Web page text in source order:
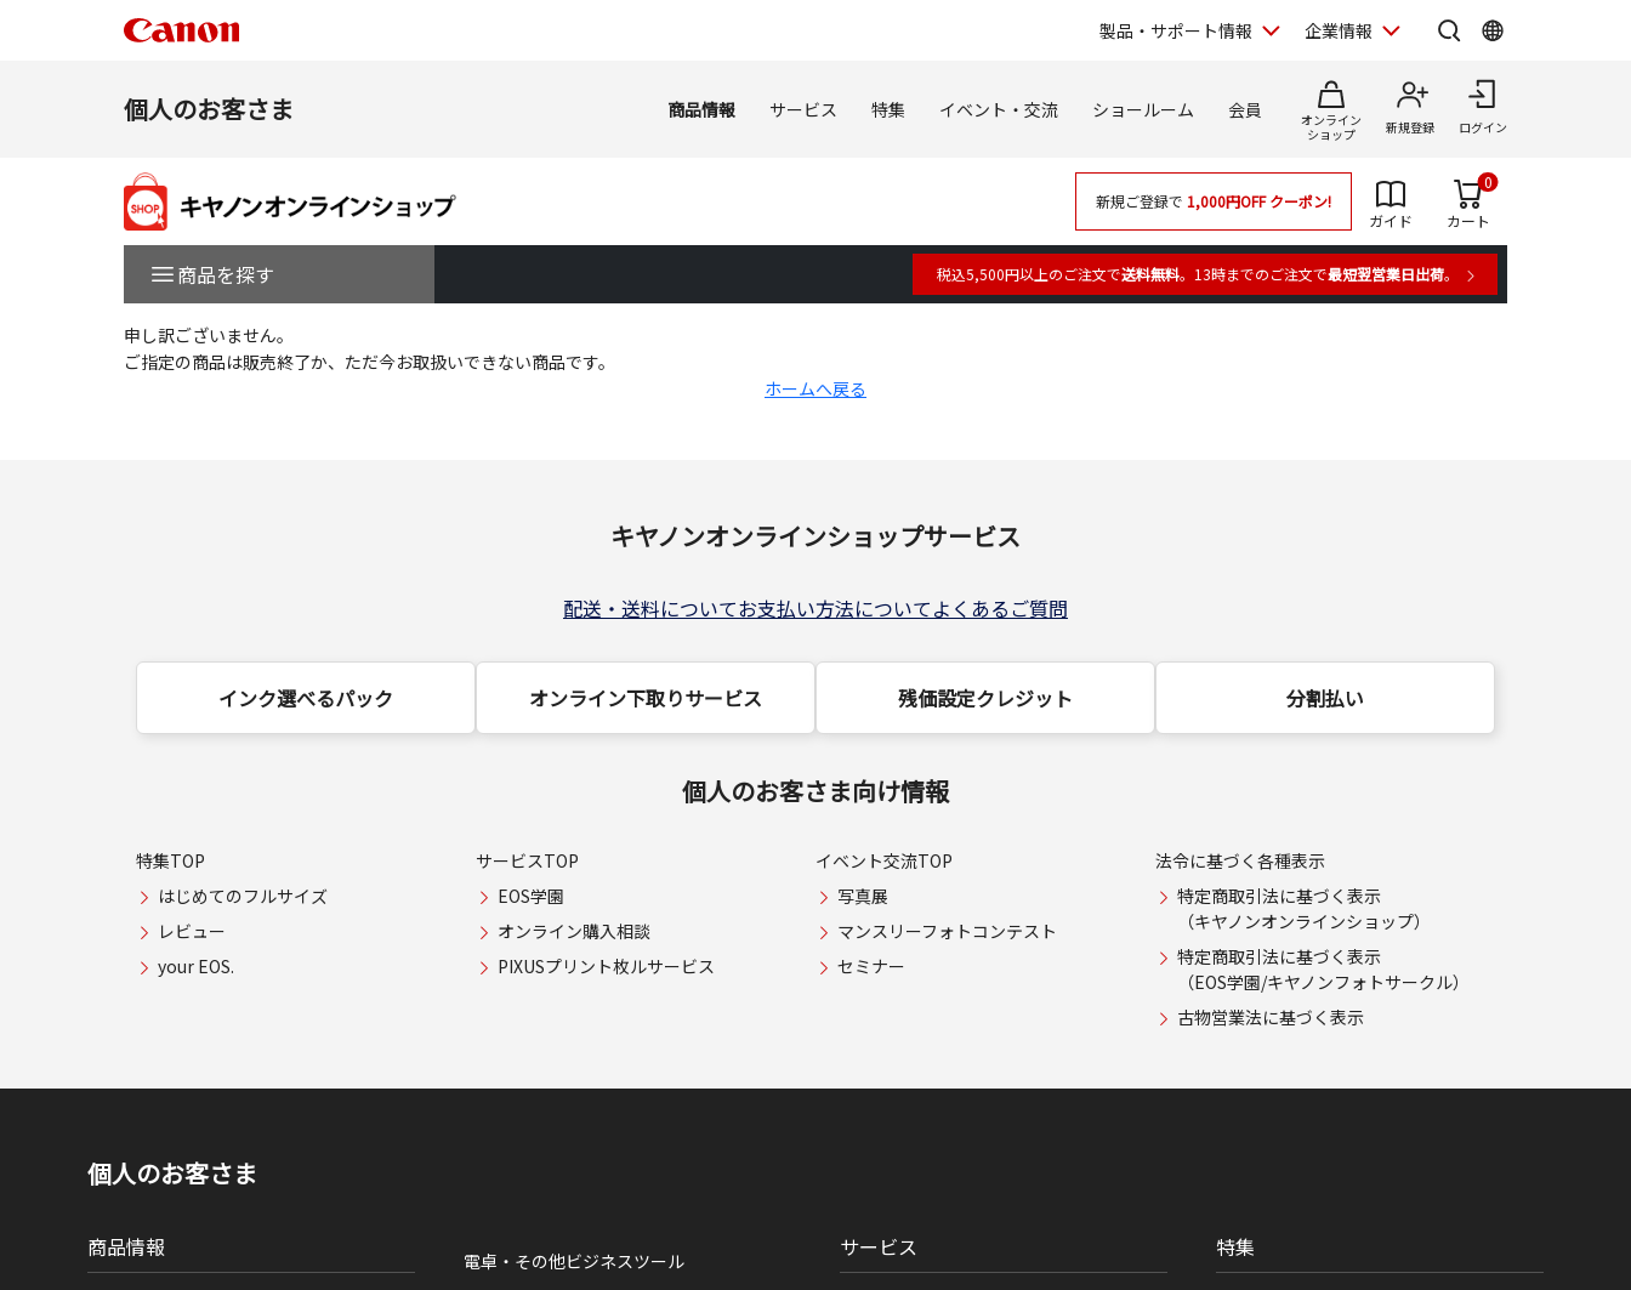
製品・サポート情報 企業情報
個人のお客さま 商品情報 サービス 特集 イベント・交流 ショールーム 会員
オンライン
ショップ
新規登録 ログイン
商品を探す
新規ご登録で 1,000円OFFクーポン!
ガイド
カート
0
税込5,500円以上のご注文で送料無料。13時までのご注文で最短翌営業日出荷。
申し訳ございません。
ご指定の商品は販売終了か、ただ今お取扱いできない商品です。
ホームへ戻る
キヤノンオンラインショップサービス
配送・送料についてお支払い方法についてよくあるご質問
インク選べるパック オンライン下取りサービス 残価設定クレジット 分割払い
個人のお客さま向け情報
特集TOP
はじめてのフルサイズ
レビュー
your EOS.
サービスTOP
EOS学園
オンライン購入相談
PIXUSプリント枚ルサービス
イベント交流TOP
写真展
マンスリーフォトコンテスト
セミナー
法令に基づく各種表示
特定商取引法に基づく表示
（キヤノンオンラインショップ）
特定商取引法に基づく表示
（EOS学園/キヤノンフォトサークル）
古物営業法に基づく表示
個人のお客さま
商品情報 電卓・その他ビジネスツール サービス 特集